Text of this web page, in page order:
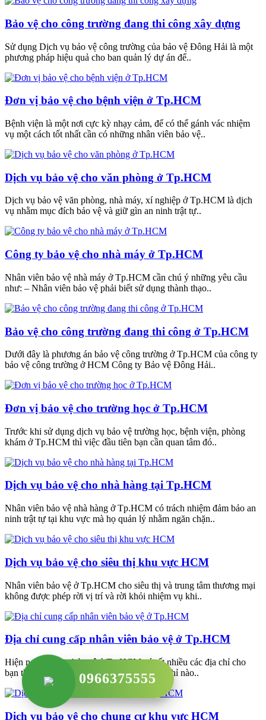
Bảo vệ cho công trường đang thi công xây dựng
Sử dụng Dịch vụ bảo vệ công trường của bảo vệ Đông Hải là một
phương pháp hiệu quả cho ban quản lý dự án để..
Đơn vị bảo vệ cho bệnh viện ở Tp.HCM
Bệnh viện là một nơi cực kỳ nhạy cảm, để có thể gánh vác nhiệm
vụ một cách tốt nhất cần có những nhân viên bảo vệ..
Dịch vụ bảo vệ cho văn phòng ở Tp.HCM
Dịch vụ bảo vệ văn phòng, nhà máy, xí nghiệp ở Tp.HCM là dịch
vụ nhằm mục đích bảo vệ và giữ gìn an ninh trật tự..
Công ty bảo vệ cho nhà máy ở Tp.HCM
Nhân viên bảo vệ nhà máy ở Tp.HCM cần chú ý những yêu cầu
như: – Nhân viên bảo vệ phải biết sử dụng thành thạo..
Bảo vệ cho công trường đang thi công ở Tp.HCM
Dưới đây là phương án bảo vệ công trường ở Tp.HCM của công ty
bảo vệ công trường ở HCM Công ty Bảo vệ Đông Hải..
Đơn vị bảo vệ cho trường học ở Tp.HCM
Trước khi sử dụng dịch vụ bảo vệ trường học, bệnh viện, phòng
khám ở Tp.HCM thì việc đầu tiên bạn cần quan tâm đó..
Dịch vụ bảo vệ cho nhà hàng tại Tp.HCM
Nhân viên bảo vệ nhà hàng ở Tp.HCM có trách nhiệm đảm bảo an
ninh trật tự tại khu vực mà họ quản lý nhằm ngăn chặn..
Dịch vụ bảo vệ cho siêu thị khu vực HCM
Nhân viên bảo vệ ở Tp.HCM cho siêu thị và trung tâm thương mại
không được phép rời vị trí và rời khỏi nhiệm vụ khi..
Địa chỉ cung cấp nhân viên bảo vệ ở Tp.HCM
Hiện nay dịch vụ bảo vệ ở Tp.HCM có rất nhiều các địa chỉ cho
bạn thỏa sức lựa chọn nhưng phải phải địa chỉ nào..
Dịch vụ bảo vệ cho chung cư khu vực HCM
0966375555